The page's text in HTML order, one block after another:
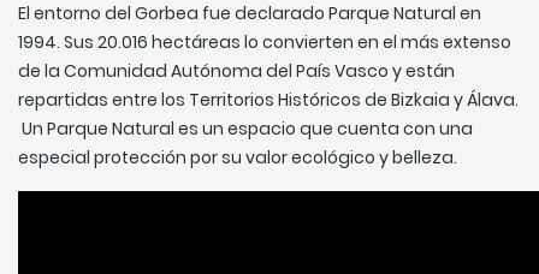
El entorno del Gorbea fue declarado Parque Natural en
1994. Sus 20.016 hectáreas lo convierten en el más extenso
de la Comunidad Autónoma del País Vasco y están
repartidas entre los Territorios Históricos de Bizkaia y Álava.
Un Parque Natural es un espacio que cuenta con una
especial protección por su valor ecológico y belleza.